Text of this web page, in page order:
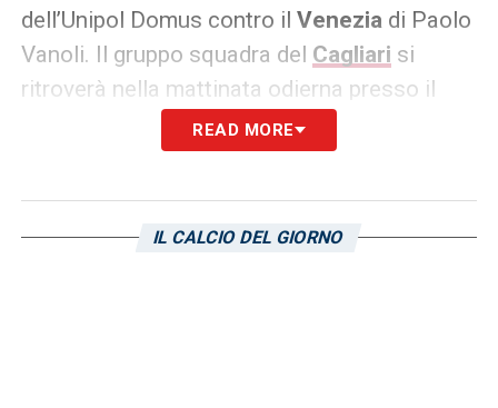
dell’Unipol Domus contro il Venezia di Paolo
Vanoli. Il gruppo squadra del Cagliari si
ritroverà nella mattinata odierna presso il
centro sportivo diAssemini
continuare la propria marcia d’avvicinamento
del Club.Lo spareggio promozione
READ MORE
IL CALCIO DEL GIORNO